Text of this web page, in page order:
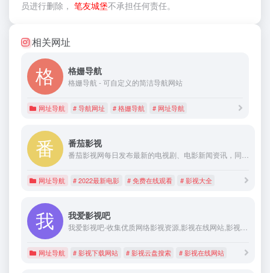
员进行删除， 笔友城堡不承担任何责任。
相关网址
格姗导航
格姗导航 - 可自定义的简洁导航网站
网址导航 # 导航网址 # 格姗导航 # 网址导航
番茄影视
番茄影视网每日发布最新的电视剧、电影新闻资讯，同时提供手机在线电影,如2022年最新的电影和电视剧，免费电影在线观看尽在番茄电影网。
网址导航 # 2022最新电影 # 免费在线观看 # 影视大全
我爱影视吧
我爱影视吧-收集优质网络影视资源,影视在线网站,影视下载网站,影视磁力搜索,影视云盘搜索,特色影视网站。。。
网址导航 # 影视下载网站 # 影视云盘搜索 # 影视在线网站